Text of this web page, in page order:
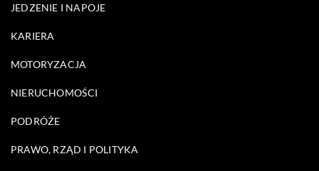
JEDZENIE I NAPOJE
KARIERA
MOTORYZACJA
NIERUCHOMOŚCI
PODRÓŻE
PRAWO, RZĄD I POLITYKA